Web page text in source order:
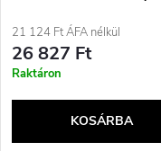
21 124 Ft ÁFA nélkül
26 827 Ft
Raktáron
KOSÁRBA